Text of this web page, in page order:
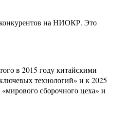
конкурентов на НИОКР. Это
в 2015 году китайскими
технологий» и к 2025
сборочного цеха» и